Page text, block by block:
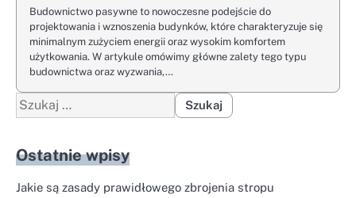
Budownictwo pasywne to nowoczesne podejście do
projektowania i wznoszenia budynków, które charakteryzuje się
minimalnym zużyciem energii oraz wysokim komfortem
użytkowania. W artykule omówimy główne zalety tego typu
budownictwa oraz wyzwania,…
Szukaj:
Ostatnie wpisy
Jakie są zasady prawidłowego zbrojenia stropu